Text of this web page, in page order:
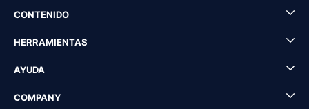
CONTENIDO
HERRAMIENTAS
AYUDA
COMPANY